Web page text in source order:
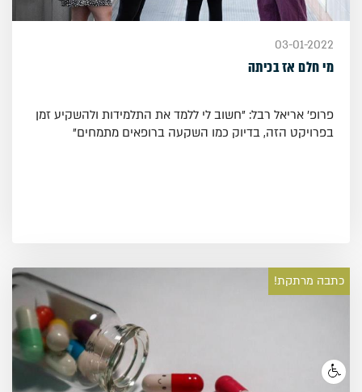
03-01-2022
מי חלם אז בכיתה
פרופ' אריאל רבל: "חשוב לי ללמד את התלמידות ולהשקיע זמן
בפרויקט הזה, בדיוק כמו השקעה ברופאים מתמחים"
כתבה מרתקת!